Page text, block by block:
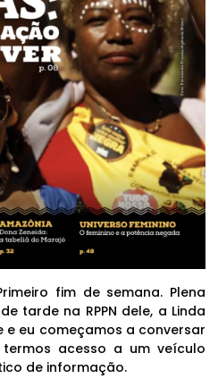
fim de semana. Plena
tarde na RPPN dele, a Linda
e eu começamos a conversar
acesso a um veículo
de informação.